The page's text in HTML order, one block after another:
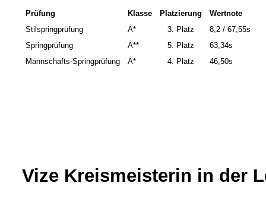
Prüfung Klasse Platzierung
Wertnote
Stilspringprüfung
A* 3. Platz
8,2 / 67,55s
Springprüfung
A** 5. Platz
63,34s
Mannschafts-Springprüfung
A* 4. Platz 46,50s
Vize Kreismeisterin in der